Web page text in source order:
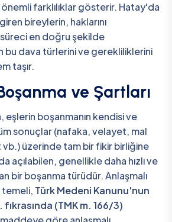
önemli farklılıklar gösterir. Hatay'da
bireylerin, haklarını
en doğru şekilde
bu dava türlerini ve gerekliliklerini
taşır.
ve Şartları
eşlerin boşanmanın kendisi ve
sonuçlar (nafaka, velayet, mal
vb.) üzerinde tam bir fikir birliğine
açılabilen, genellikle daha hızlı ve
bir boşanma türüdür. Anlaşmalı
temeli, Türk Medeni Kanunu'nun
(TMK m. 166/3)